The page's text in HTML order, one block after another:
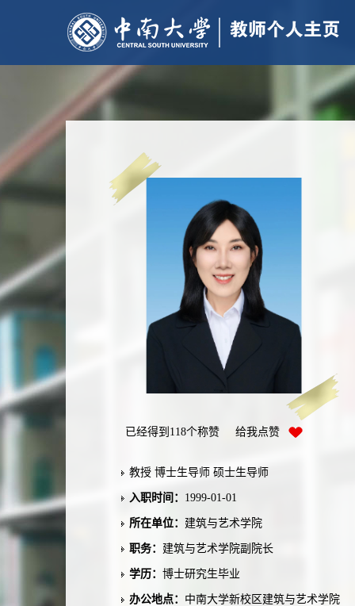
已经得到 118个称赞 给我点赞
教授 博士生导师 硕士生导师
入职时间： 1999-01-01
所在单位： 建筑与艺术学院
职务： 建筑与艺术学院副院长
学历： 博士研究生毕业
办公地点： 中南大学新校区建筑与艺术学院